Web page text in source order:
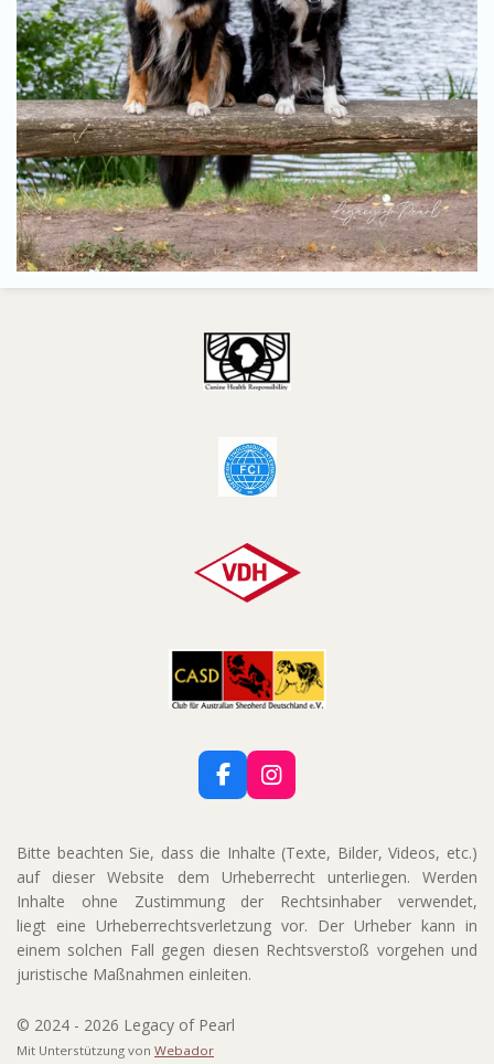
F
a
e
b
o
o
k
I
n
t
a
r
a
m
Bitte beachten Sie, dass die Inhalte (Texte, Bilder, Videos, etc.)
auf dieser Website dem Urheberrecht unterliegen. Werden
Inhalte ohne Zustimmung der Rechtsinhaber verwendet,
liegt eine Urheberrechtsverletzung vor. Der Urheber kann in
einem solchen Fall gegen diesen Rechtsverstoß vorgehen und
juristische Maßnahmen einleiten.
© 2024 - 2026 Legacy of Pearl
Mit Unterstützung von Webador